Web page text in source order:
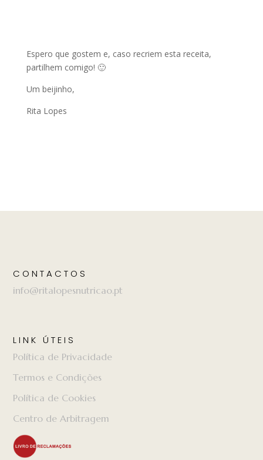
Espero que gostem e, caso recriem esta receita,
partilhem comigo! 🙂
Um beijinho,
Rita Lopes
CONTACTOS
info@ritalopesnutricao.pt
LINK ÚTEIS
Política de Privacidade
Termos e Condições
Política de Cookies
Centro de Arbitragem